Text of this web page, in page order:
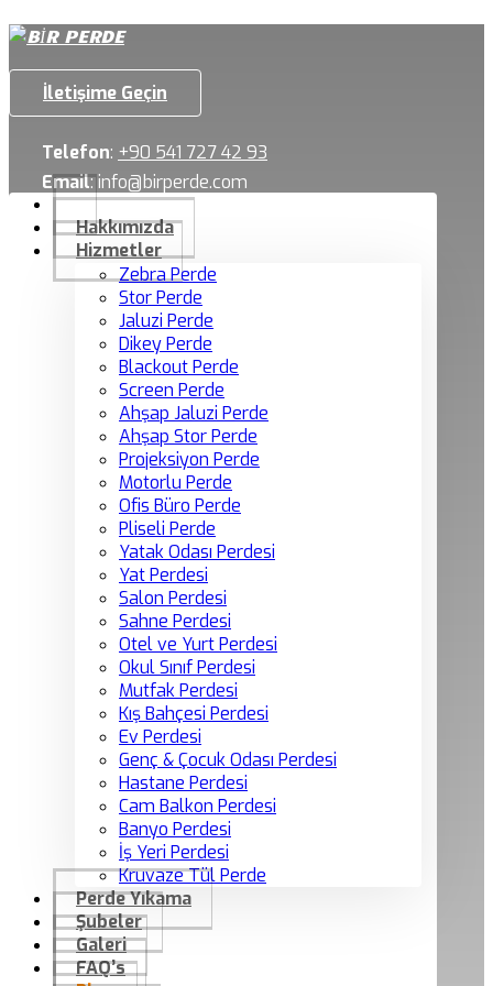
İletişime Geçin
Telefon: +90 541 727 42 93
Email:info@birperde.com
Hakkımızda
Hizmetler
Zebra Perde
Stor Perde
Jaluzi Perde
Dikey Perde
Blackout Perde
Screen Perde
Ahşap Jaluzi Perde
Ahşap Stor Perde
Projeksiyon Perde
Motorlu Perde
Ofis Büro Perde
Pliseli Perde
Yatak Odası Perdesi
Yat Perdesi
Salon Perdesi
Sahne Perdesi
Otel ve Yurt Perdesi
Okul Sınıf Perdesi
Mutfak Perdesi
Kış Bahçesi Perdesi
Ev Perdesi
Genç & Çocuk Odası Perdesi
Hastane Perdesi
Cam Balkon Perdesi
Banyo Perdesi
İş Yeri Perdesi
Kruvaze Tül Perde
Perde Yıkama
Şubeler
Galeri
FAQ’s